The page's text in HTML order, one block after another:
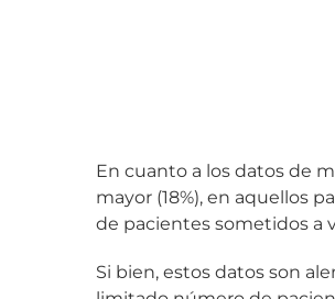
En cuanto a los datos de
mayor (18%), en aquellos
de pacientes sometidos a
Si bien, estos datos son